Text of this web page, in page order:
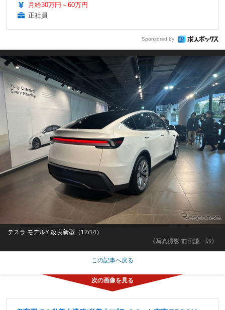
月給30万円～60万円
正社員
Sponsored by
《写真撮影 前田謙一郎》
テスラ モデルY 改良新型（12/14）
この記事へ戻る